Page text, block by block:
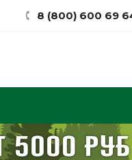
8 (800) 600 69